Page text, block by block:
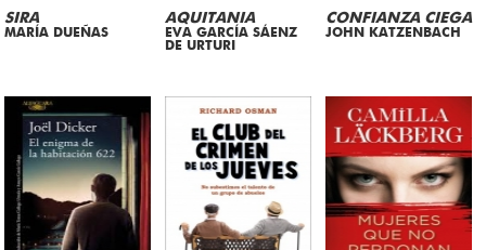
SIRA
MARÍA DUEÑAS
AQUITANIA
EVA GARCÍA SÁENZ
DE URTURI
CONFIANZA CIEGA
JOHN KATZENBACH